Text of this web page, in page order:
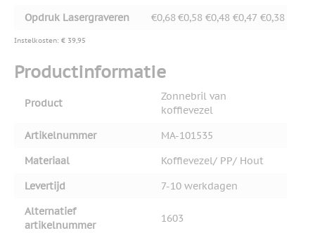
Opdruk Lasergraveren
€0,68 €0,58 €0,48 €0,47 €0,38
Instelkosten: € 39,95
Productinformatie
Product
Zonnebril van
koffievezel
Artikelnummer
MA-101535
Materiaal
Koffievezel/ PP/ Hout
Levertijd
7-10 werkdagen
Alternatief
artikelnummer
1603